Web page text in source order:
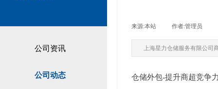
公司资讯
公司动态
来源:本站 作者:管理员
上海星力仓储服务有限公
仓储外包-提升商超竞争